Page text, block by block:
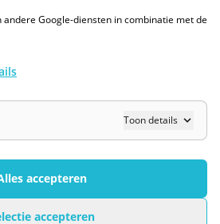
en informatiebeveiliging
Google-diensten in combinatie met de
Toon details
accepteren
accepteren